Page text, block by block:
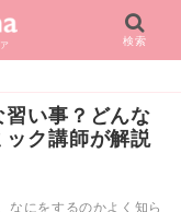
検索
い事？どんな
ク講師が解説
なにをするのかよく知ら